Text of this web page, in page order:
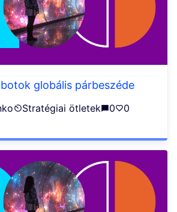
globális párbeszéde
Stratégiai ötletek 0 0